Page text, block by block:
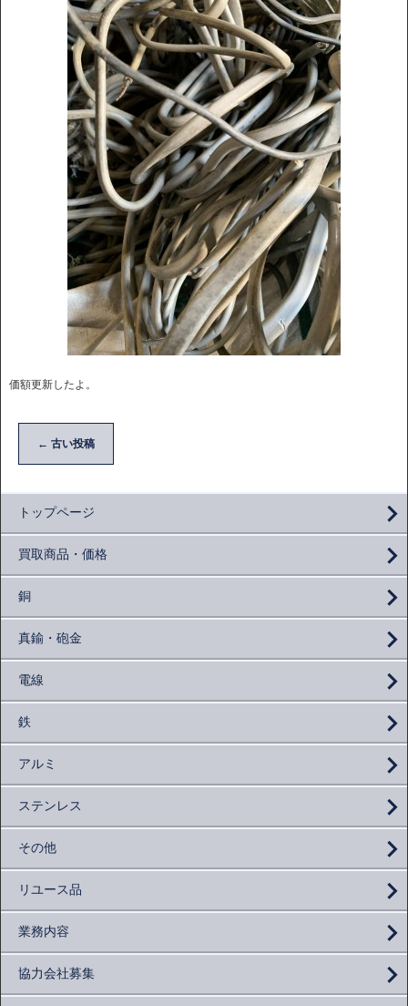
価額更新したよ。
← 古い投稿
トップページ
買取商品・価格
銅
真鍮・砲金
電線
鉄
アルミ
ステンレス
その他
リユース品
業務内容
協力会社募集